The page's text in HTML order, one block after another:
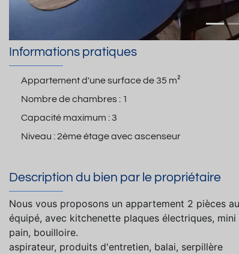
Informations pratiques
Appartement d'une surface de35 m²
Nombre de chambres : 1
Capacité maximum :3
Niveau :2ème étage avec ascenseur
Description du bien par le propriétaire
Nous vous proposons un appartement 2 pièces
équipé, avec kitchenette plaques électriques,
pain, bouilloire.
aspirateur, produits d'entretien, balai, serpillère